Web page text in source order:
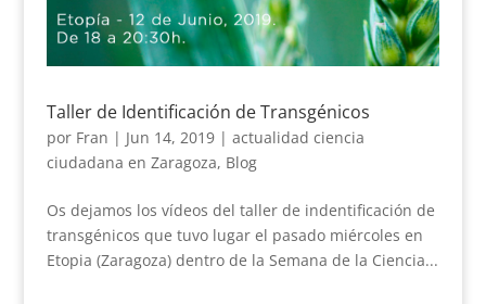
Taller de Identificación de Transgénicos
por Fran | Jun 14, 2019| actualidad ciencia
ciudadana en Zaragoza, Blog
Os dejamos los vídeos del taller de indentificación de
transgénicos que tuvo lugar el pasado miércoles en
Etopia (Zaragoza) dentro de la Semana de la Ciencia...